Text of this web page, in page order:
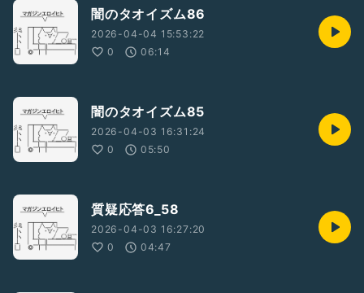
闇のタオイズム86
2026-04-04 15:53:22
0
06:14
闇のタオイズム85
2026-04-03 16:31:24
0
05:50
質疑応答6_58
2026-04-03 16:27:20
0
04:47